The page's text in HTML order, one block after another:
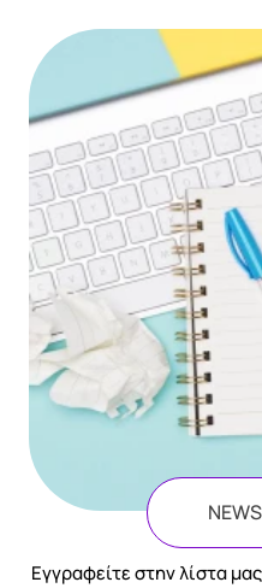
Eγγραφείτε στην λίστα